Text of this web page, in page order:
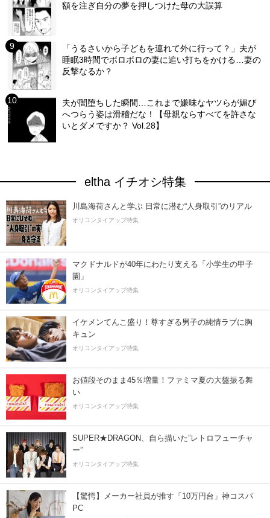
額を注ぎ自分の夢を押しつけた母の大誤算
「うるさいから子どもを連れて外に行って？」夫が
睡眠3時間でボロボロの妻に追い打ちをかける…妻の
反撃なるか？
夫が闇堕ちした瞬間…これまで嫌味なヤツらが媚び
へつらう姿は滑稽だな！【母親ならすべてを許さな
いとダメですか？ Vol.28】
eltha イチオシ特集
川島海荷さんと学ぶ 日常に潜む“人身取引”のリアル
オリコンタイアップ特集
マクドナルドが40年にわたり支える「小学生の甲子
園」
オリコンタイアップ特集
イケメンてんこ盛り！尊すぎる男子の純情ラブに胸
キュン
オリコンタイアップ特集
お値段そのまま45％増量！ファミマ夏の大盤振る舞
い
オリコンタイアップ特集
SUPER★DRAGON、自ら描いた”レトロフューチャ
ー”
オリコンタイアップ特集
【驚愕】メーカー社員が推す「10万円台」神コスパ
PC